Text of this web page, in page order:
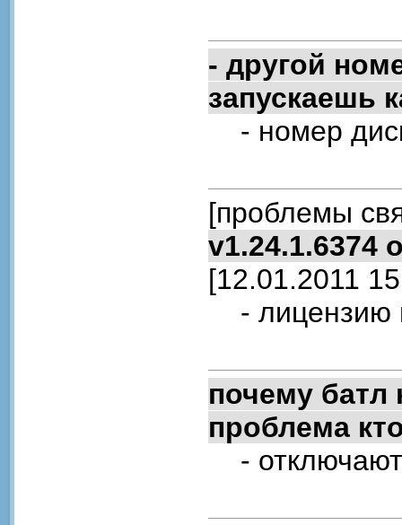
- другой
запускаешь
- номер
[проблемы
v1.24.1.6374
[12.01.2011
- лицензию
почему батл
проблема
- отключают